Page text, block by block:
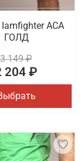
АСА
ГОЛД
3 149 ₽
204 ₽